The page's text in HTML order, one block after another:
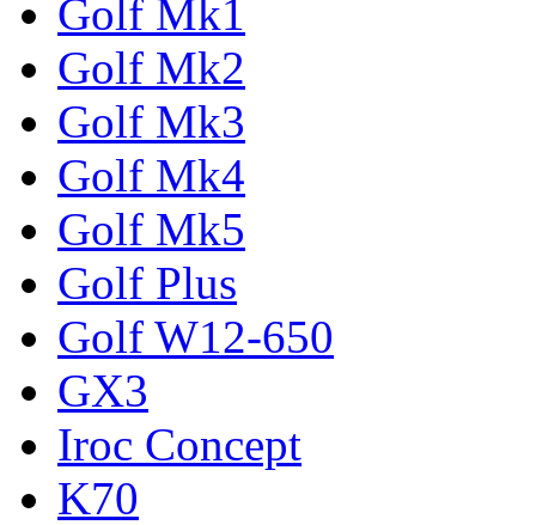
Golf Mk1
Golf Mk2
Golf Mk3
Golf Mk4
Golf Mk5
Golf Plus
Golf W12-650
GX3
Iroc Concept
K70